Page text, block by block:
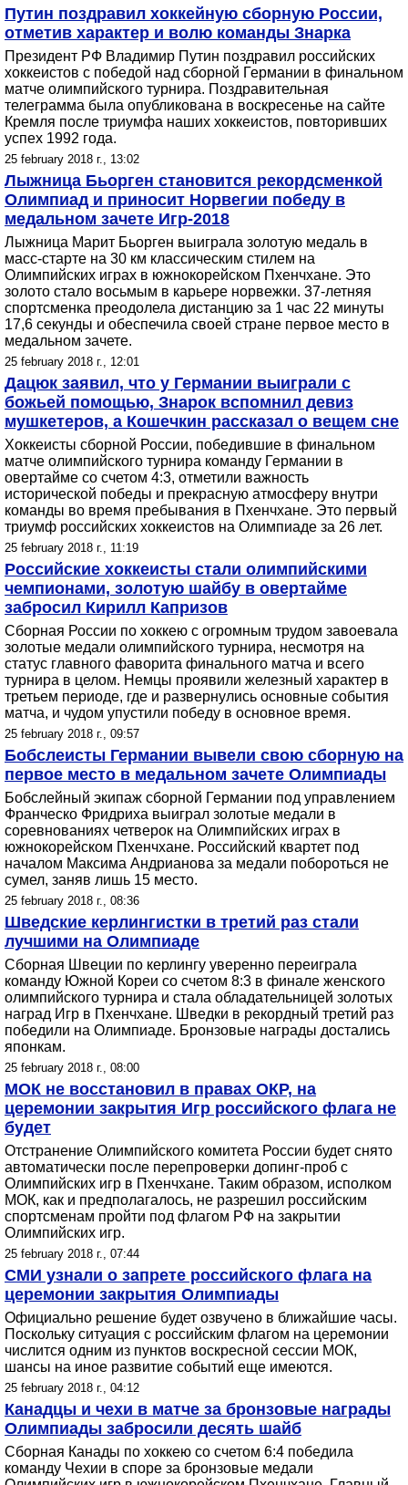
Путин поздравил хоккейную сборную России,
отметив характер и волю команды Знарка
Президент РФ Владимир Путин поздравил российских
хоккеистов с победой над сборной Германии в финальном
матче олимпийского турнира. Поздравительная
телеграмма была опубликована в воскресенье на сайте
Кремля после триумфа наших хоккеистов, повторивших
успех 1992 года.
25 february 2018 г., 13:02
Лыжница Бьорген становится рекордсменкой
Олимпиад и приносит Норвегии победу в
медальном зачете Игр-2018
Лыжница Марит Бьорген выиграла золотую медаль в
масс-старте на 30 км классическим стилем на
Олимпийских играх в южнокорейском Пхенчхане. Это
золото стало восьмым в карьере норвежки. 37-летняя
спортсменка преодолела дистанцию за 1 час 22 минуты
17,6 секунды и обеспечила своей стране первое место в
медальном зачете.
25 february 2018 г., 12:01
Дацюк заявил, что у Германии выиграли с
божьей помощью, Знарок вспомнил девиз
мушкетеров, а Кошечкин рассказал о вещем сне
Хоккеисты сборной России, победившие в финальном
матче олимпийского турнира команду Германии в
овертайме со счетом 4:3, отметили важность
исторической победы и прекрасную атмосферу внутри
команды во время пребывания в Пхенчхане. Это первый
триумф российских хоккеистов на Олимпиаде за 26 лет.
25 february 2018 г., 11:19
Российские хоккеисты стали олимпийскими
чемпионами, золотую шайбу в овертайме
забросил Кирилл Капризов
Сборная России по хоккею с огромным трудом завоевала
золотые медали олимпийского турнира, несмотря на
статус главного фаворита финального матча и всего
турнира в целом. Немцы проявили железный характер в
третьем периоде, где и развернулись основные события
матча, и чудом упустили победу в основное время.
25 february 2018 г., 09:57
Бобслеисты Германии вывели свою сборную на
первое место в медальном зачете Олимпиады
Бобслейный экипаж сборной Германии под управлением
Франческо Фридриха выиграл золотые медали в
соревнованиях четверок на Олимпийских играх в
южнокорейском Пхенчхане. Российский квартет под
началом Максима Андрианова за медали побороться не
сумел, заняв лишь 15 место.
25 february 2018 г., 08:36
Шведские керлингистки в третий раз стали
лучшими на Олимпиаде
Сборная Швеции по керлингу уверенно переиграла
команду Южной Кореи со счетом 8:3 в финале женского
олимпийского турнира и стала обладательницей золотых
наград Игр в Пхенчхане. Шведки в рекордный третий раз
победили на Олимпиаде. Бронзовые награды достались
японкам.
25 february 2018 г., 08:00
МОК не восстановил в правах ОКР, на
церемонии закрытия Игр российского флага не
будет
Отстранение Олимпийского комитета России будет снято
автоматически после перепроверки допинг-проб с
Олимпийских игр в Пхенчхане. Таким образом, исполком
МОК, как и предполагалось, не разрешил российским
спортсменам пройти под флагом РФ на закрытии
Олимпийских игр.
25 february 2018 г., 07:44
СМИ узнали о запрете российского флага на
церемонии закрытия Олимпиады
Официально решение будет озвучено в ближайшие часы.
Поскольку ситуация с российским флагом на церемонии
числится одним из пунктов воскресной сессии МОК,
шансы на иное развитие событий еще имеются.
25 february 2018 г., 04:12
Канадцы и чехи в матче за бронзовые награды
Олимпиады забросили десять шайб
Сборная Канады по хоккею со счетом 6:4 победила
команду Чехии в споре за бронзовые медали